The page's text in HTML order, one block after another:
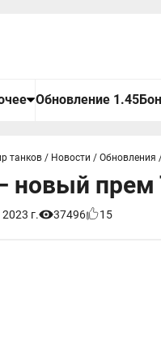
Обновление 1.45
танков / Новости / Обновления
новый прем
г. 37496 15